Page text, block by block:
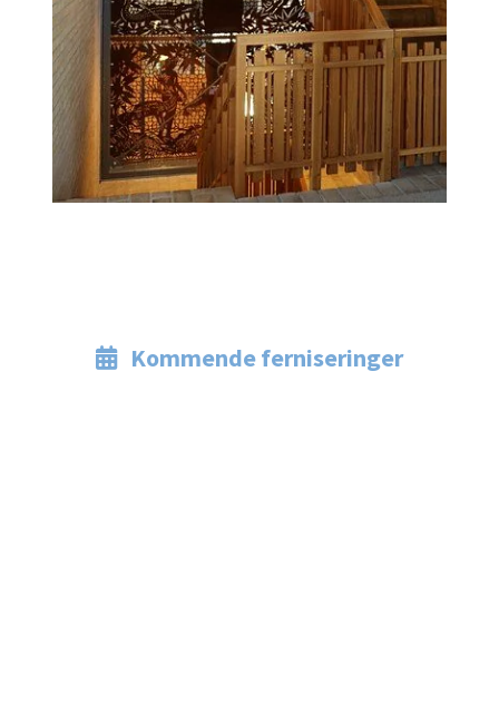
Kommende ferniseringer